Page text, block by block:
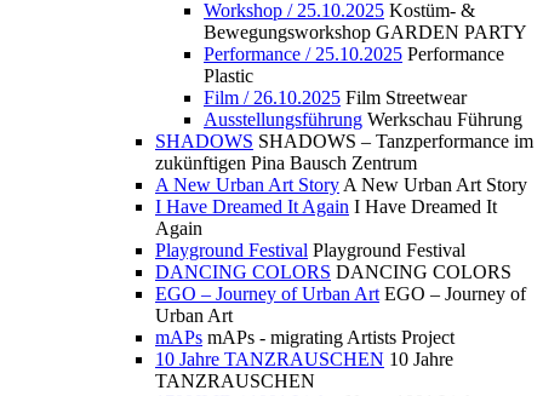
Workshop / 25.10.2025 Kostüm- &
Bewegungsworkshop GARDEN PARTY
Performance / 25.10.2025 Performance
Plastic
Film / 26.10.2025 Film Streetwear
Ausstellungsführung Werkschau Führung
SHADOWS SHADOWS – Tanzperformance im
zukünftigen Pina Bausch Zentrum
A New Urban Art Story A New Urban Art Story
I Have Dreamed It Again I Have Dreamed It
Again
Playground Festival Playground Festival
DANCING COLORS DANCING COLORS
EGO – Journey of Urban Art EGO – Journey of
Urban Art
mAPs mAPs - migrating Artists Project
10 Jahre TANZRAUSCHEN 10 Jahre
TANZRAUSCHEN